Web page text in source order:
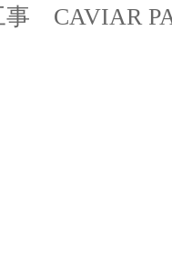
事 CAVIAR